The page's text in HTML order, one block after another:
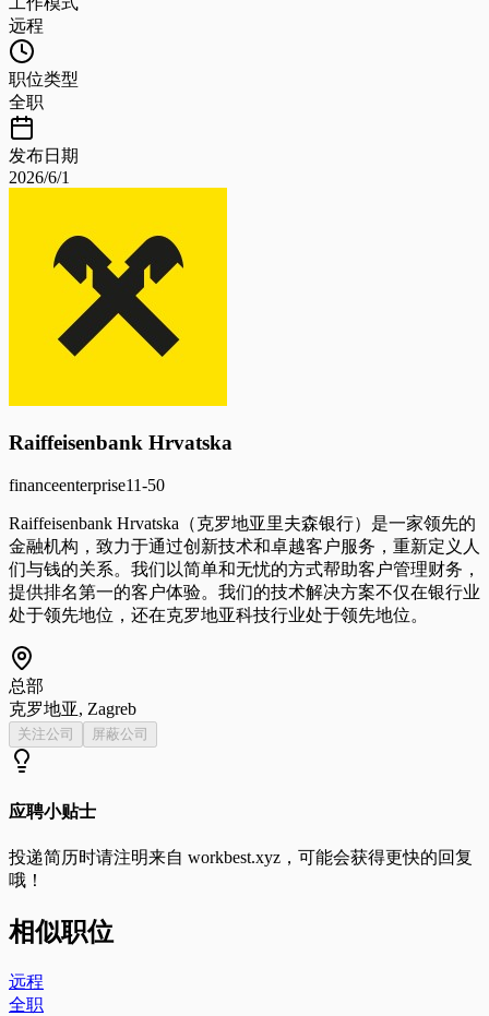
远程
职位类型
全职
发布日期
2026/6/1
Raiffeisenbank Hrvatska
financeenterprise11-50
Raiffeisenbank Hrvatska（克罗地亚里夫森银行）是一家领先的
金融机构，致力于通过创新技术和卓越客户服务，重新定义人
们与钱的关系。我们以简单和无忧的方式帮助客户管理财务，
提供排名第一的客户体验。我们的技术解决方案不仅在银行业
处于领先地位，还在克罗地亚科技行业处于领先地位。
总部
克罗地亚, Zagreb
关注公司 屏蔽公司
应聘小贴士
投递简历时请注明来自 workbest.xyz ，可能会获得更快的回复
哦！
相似职位
远程
全职